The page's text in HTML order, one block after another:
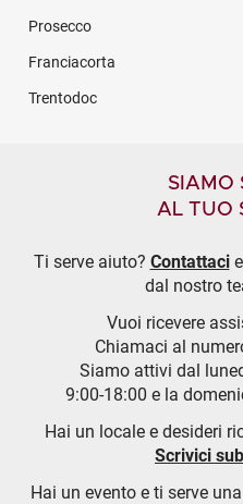
Prosecco
Franciacorta
Trentodoc
SIAMO
AL TUO
Ti serve aiuto? Contattacie
dal nostro
Vuoi ricevere
Chiamaci al
Siamo attivi dal
9:00-18:00 e la
Hai un locale e desideri
Scrivici
Hai un evento e ti serve